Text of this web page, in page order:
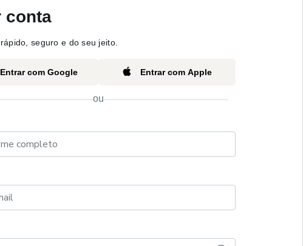
conta
seguro e do seu jeito.
Entrar com Google Entrar com Apple
ou